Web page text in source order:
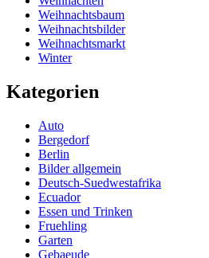
Weihnachtsbaum
Weihnachtsbilder
Weihnachtsmarkt
Winter
Kategorien
Auto
Bergedorf
Berlin
Bilder allgemein
Deutsch-Suedwestafrika
Ecuador
Essen und Trinken
Fruehling
Garten
Gebaeude